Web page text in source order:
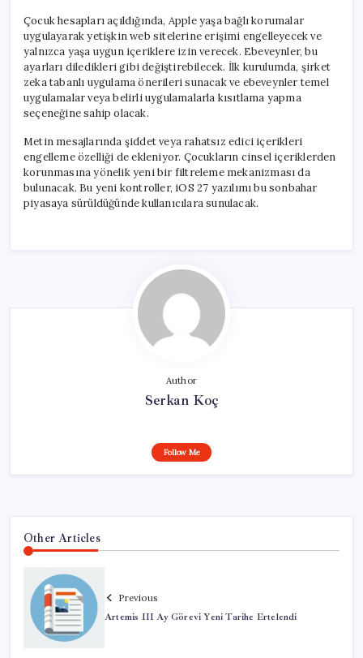
Çocuk hesapları açıldığında, Apple yaşa bağlı korumalar
uygulayarak yetişkin web sitelerine erişimi engelleyecek ve
yalnızca yaşa uygun içeriklere izin verecek. Ebeveynler, bu
ayarları diledikleri gibi değiştirebilecek. İlk kurulumda, şirket
zeka tabanlı uygulama önerileri sunacak ve ebeveynler temel
uygulamalar veya belirli uygulamalarla kısıtlama yapma
seçeneğine sahip olacak.
Metin mesajlarında şiddet veya rahatsız edici içerikleri
engelleme özelliği de ekleniyor. Çocukların cinsel içeriklerden
korunmasına yönelik yeni bir filtreleme mekanizması da
bulunacak. Bu yeni kontroller, iOS 27 yazılımı bu sonbahar
piyasaya sürüldüğünde kullanıcılara sunulacak.
Author
Serkan Koç
Follow Me
Other Articles
Previous
Artemis III Ay Görevi Yeni Tarihe Ertelendi